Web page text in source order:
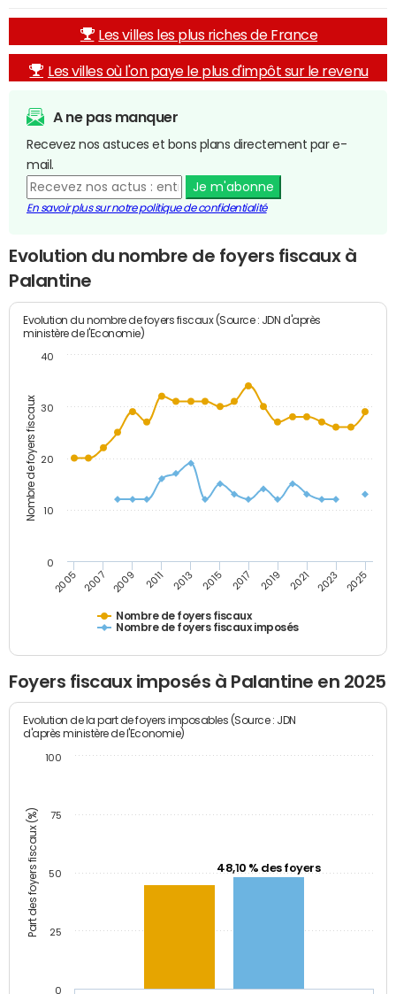
Les villes les plus riches de France
Les villes où l'on paye le plus d'impôt sur le revenu
A ne pas manquer
Recevez nos astuces et bons plans directement par e-
mail.
Je m'abonne
En savoir plus sur notre politique de confidentialité
Evolution du nombre de foyers fiscaux à
Palantine
Nombre de foyers fiscaux
Evolution du nombre de foyers fiscaux (Source : JDN d'après
ministère de l'Economie)
Nombre de foyers fiscaux
Nombre de foyers fiscaux imposés
2005 2007 2009 2011 2013 2015 2017 2019 2021 2023 2025
0
10
20
30
40
Foyers fiscaux imposés à Palantine en 2025
Part des foyers fiscaux (%)
Evolution de la part de foyers imposables (Source : JDN
d'après ministère de l'Economie)
48,10 % des foyers
0
25
50
75
100